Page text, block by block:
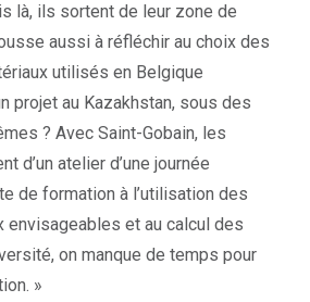
là, ils sortent de leur zone de
aussi à réfléchir au choix des
utilisés en Belgique
projet au Kazakhstan, sous des
? Avec Saint-Gobain, les
d’un atelier d’une journée
de formation à l’utilisation des
envisageables et au calcul des
on manque de temps pour
»